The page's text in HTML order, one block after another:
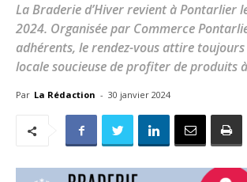
La Braderie d’Hiver revient à Pontarlier
2024. Organisée par Commerce
adhérents, le rendez-vous attire
locale soucieuse de profiter de produits
Par La Rédaction - 30 janvier 2024